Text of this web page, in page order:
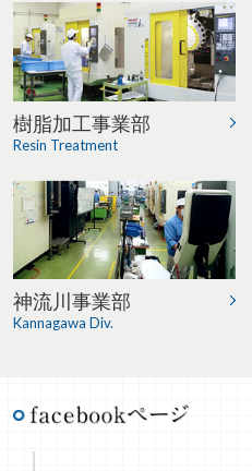
樹脂加工事業部
Resin Treatment
神流川事業部
Kannagawa Div.